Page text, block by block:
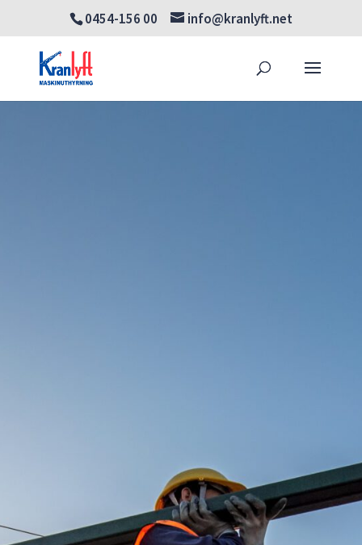
0454-156 00 info@kranlyft.net